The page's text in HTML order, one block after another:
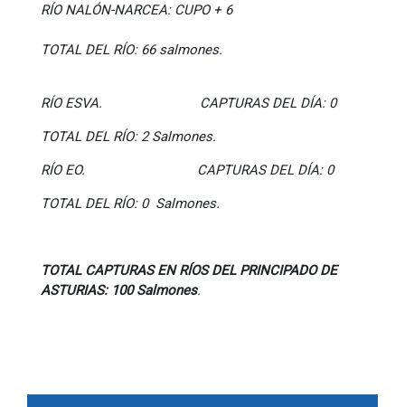
RÍO NALÓN-NARCEA: CUPO + 6
TOTAL DEL RÍO: 66 salmones.
RÍO ESVA. CAPTURAS DEL DÍA: 0
TOTAL DEL RÍO: 2 Salmones.
RÍO EO. CAPTURAS DEL DÍA: 0
TOTAL DEL RÍO: 0 Salmones.
TOTAL CAPTURAS EN RÍOS DEL PRINCIPADO DE
ASTURIAS: 100 Salmones.